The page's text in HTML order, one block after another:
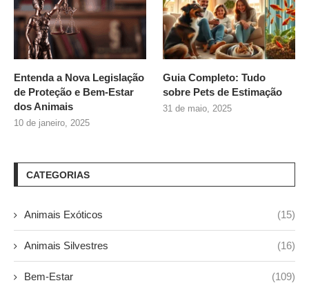
Entenda a Nova Legislação
de Proteção e Bem-Estar
dos Animais
10 de janeiro, 2025
Guia Completo: Tudo
sobre Pets de Estimação
31 de maio, 2025
CATEGORIAS
Animais Exóticos (15)
Animais Silvestres (16)
Bem-Estar (109)